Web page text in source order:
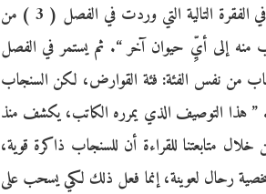
أسباب اختيار هذا القرين الحيواني، ونلمس ذلك بوضوح في الفقرة التالية التي وردت في الفصل ( 3 ) من
منه إلى أيِّ حيوان آخر “. ثم يستمر في الفصل
من نفس الفئة: فئة القوارض، لكن السنجاب
” هذا التوصيف الذي يمرره الكاتب، يكشف منذ
متابعتنا للقراءة أن للسنجاب ذاكرة قوية،
رحال لعوينة، إنما فعل ذلك لكي يسحب على